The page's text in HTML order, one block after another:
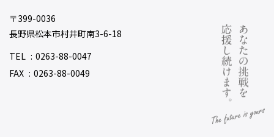
〒399-0036
長野県松本市村井町南3-6-18
TEL
0263-88-0047
FAX
0263-88-0049